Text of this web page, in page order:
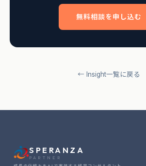
無料相談を申し込む
← Insight一覧に戻る
SPERANZA
PARTNER